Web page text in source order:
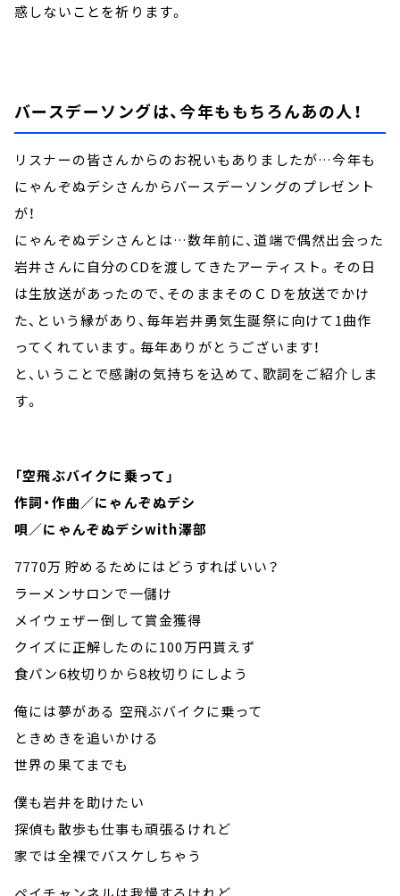
惑しないことを祈ります。
バースデーソングは、今年ももちろんあの人！
リスナーの皆さんからのお祝いもありましたが…今年も
にゃんぞぬデシさんからバースデーソングのプレゼント
が！
にゃんぞぬデシさんとは…数年前に、道端で偶然出会った
岩井さんに自分のCDを渡してきたアーティスト。その日
は生放送があったので、そのままそのＣＤを放送でかけ
た、という縁があり、毎年岩井勇気生誕祭に向けて1曲作
ってくれています。毎年ありがとうございます！
と、いうことで感謝の気持ちを込めて、歌詞をご紹介しま
す。
「空飛ぶバイクに乗って」
作詞・作曲／にゃんぞぬデシ
唄／にゃんぞぬデシwith澤部
7770万 貯めるためにはどうすればいい？
ラーメンサロンで一儲け
メイウェザー倒して賞金獲得
クイズに正解したのに100万円貰えず
食パン6枚切りから8枚切りにしよう
俺には夢がある 空飛ぶバイクに乗って
ときめきを追いかける
世界の果てまでも
僕も岩井を助けたい
探偵も散歩も仕事も頑張るけれど
家では全裸でバスケしちゃう